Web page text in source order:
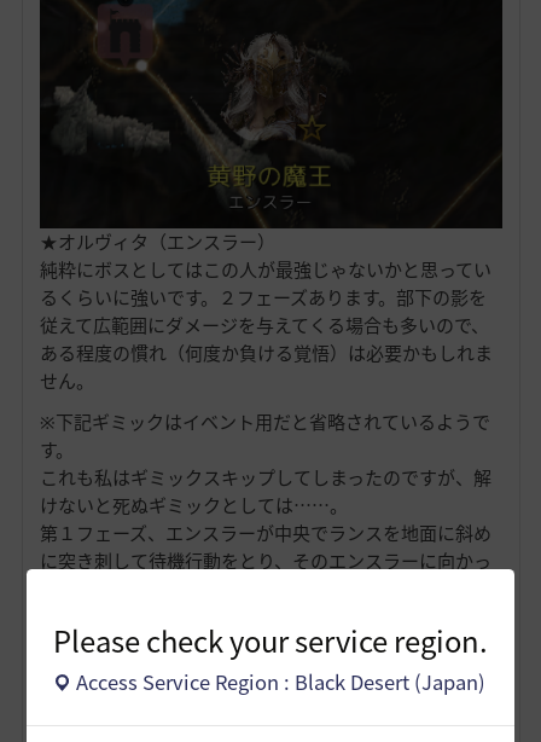
Please check your service region.
Access Service Region : Black Desert (Japan)
★オルヴィタ（エンスラー）
純粋にボスとしてはこの人が最強じゃないかと思ってい
るくらいに強いです。２フェーズあります。部下の影を
従えて広範囲にダメージを与えてくる場合も多いので、
ある程度の慣れ（何度か負ける覚悟）は必要かもしれま
せん。
※下記ギミックはイベント用だと省略されているようで
す。
これも私はギミックスキップしてしまったのですが、解
けないと死ぬギミックとしては……。
第１フェーズ、エンスラーが中央でランスを地面に斜め
に突き刺して待機行動をとり、そのエンスラーに向かっ
を当てる、体当たりすることで消せます（当たってもダ
メージはないです）。４つが小さな時間差でやってくる
ので大変ですが、慣れで……。失敗し続けると全体即死
攻撃がきます。成功するとエンスラーが気絶状態になり